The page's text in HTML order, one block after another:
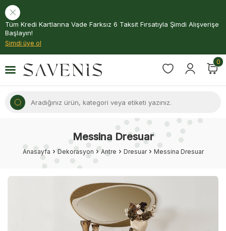
Tüm Kredi Kartlarına Vade Farksız 6 Taksit Fırsatıyla Şimdi Alışverişe
Başlayın!
Şimdi üye ol
0
Messina Dresuar
Anasayfa Dekorasyon Antre Dresuar Messina Dresuar